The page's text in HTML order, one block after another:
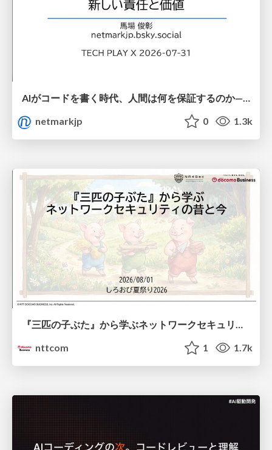
AIがコードを書く時代、人間は何を保証するのか———馬場さんと考える、開発者に求められる新しい責任と価値 - TECH PLAY
netmarkjp
0 1.3k
『三匹の子ぶた』から学ぶネットワークセキュリティの昔と今 / Network Security: Then and Now Through the Lens of The Three Little Pigs
nttcom
1 1.7k